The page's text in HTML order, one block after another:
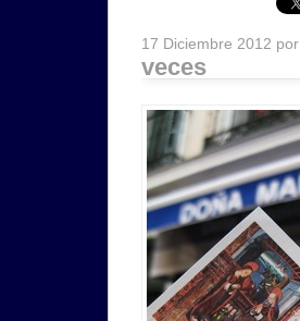
17 Diciembre 2012 por
veces